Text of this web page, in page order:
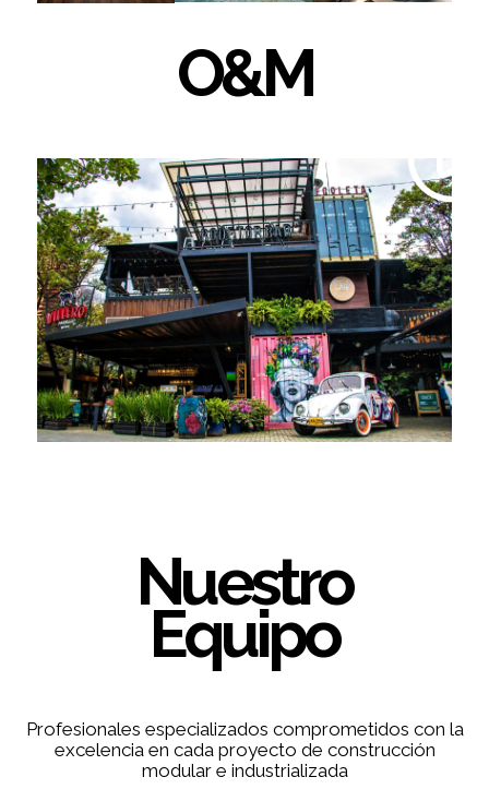
O&M
Nuestro
Equipo
Profesionales especializados comprometidos con la
excelencia en cada proyecto de construcción
modular e industrializada